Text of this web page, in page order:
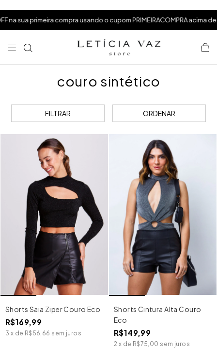
compra usando o cupom PRIMEIRACOMPRA acima de R$199,99
couro sintético
FILTRAR ORDENAR
Shorts Saia Ziper Couro Eco
R$169,99
3 x de R$56,66 sem juros
Shorts Cintura Alta Couro
Eco
R$149,99
2 x de R$75,00 sem juros